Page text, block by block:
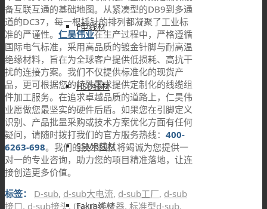
F型线材
HSD线材
SSMB线材
Fakra线材
备互联互通的基础地图。从紧凑型的DB9到多通
道的DC37，每一根插针的排列都凝聚了工业标
准的严谨性。 仁昊伟业在生产过程中，严格遵循
国际电气标准，采用高品质的镀金针脚与耐高温
绝缘材料，旨在为全球客户提供低损耗、高抗干
扰的连接方案。我们不仅提供标准化的现货产
品，更可根据您的特殊需求提供定制化的线缆组
件加工服务。在追求卓越品质的道路上，仁昊伟
业愿做您最坚实的硬件后盾。如果您在引脚定义
识别、产品批量采购或技术方案优化方面有任何
疑问，请随时拨打我们的官方服务热线： 400-
6263-698。我们的技术团队将竭诚为您提供一
对一的专业咨询，助力您的项目精准落地，让连
接创造更多价值。
标签：
D-sub, d-sub大电流, d-sub工厂, d-sub
接口, d-sub接头, D-sub连接器, 标准型d-sub,